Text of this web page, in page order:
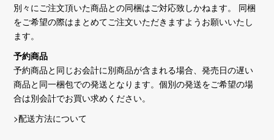
別々にご注文頂いた商品との同梱はご対応致しかねます。 同梱
をご希望の際はまとめてご注文いただきますようお願いいたし
ます。
予約商品
予約商品と同じお会計に別商品が含まれる場合、発売日の遅い
商品と同一梱包での発送となります。個別の発送をご希望の場
合は別会計でお買い求めください。
>配送方法について